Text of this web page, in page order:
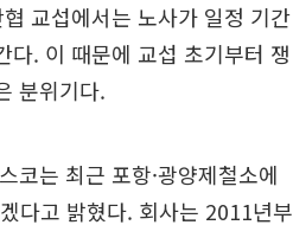
교섭에서는 노사가 일정 기간
다. 이 때문에 교섭 초기부터 쟁
분위기다.
코는 최근 포항·광양제철소에
다고 밝혔다. 회사는 2011년부